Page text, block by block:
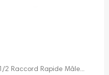
Aperçu rapide
1/2 Raccord Rapide Mâle...